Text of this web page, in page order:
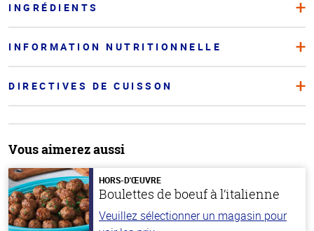
INGRÉDIENTS
INFORMATION NUTRITIONNELLE
DIRECTIVES DE CUISSON
Vous aimerez aussi
HORS-D'ŒUVRE
Boulettes de boeuf à l’italienne
Veuillez sélectionner un magasin pour